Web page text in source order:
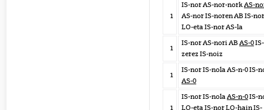
1
IS-nor AS-nor-norkAS-
AS-nor IS-noren AB IS-nor
LO-eta IS-nor AS-la
1
IS-nor AS-nori AB AS-0IS-
zerez IS-noiz
1
IS-nor IS-nola AS-n-0 IS-
AS-0
1
IS-nor IS-nolaAS-n-0IS-
LO-eta IS-nor LO-hain IS-